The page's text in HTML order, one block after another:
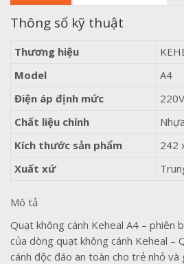
Thông số kỹ thuật
Thương hiệu
Model
A4
Điện áp định mức
220V
Chất liệu chính
Kích thước sản phẩm
242
Xuất xứ
Mô tả
Quạt không cánh Keheal A4 – phiên
của dòng quạt không cánh Keheal –
cánh độc đáo an toàn cho trẻ nhỏ và